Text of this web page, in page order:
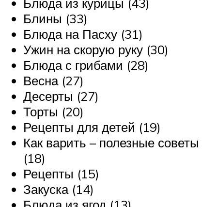
Блины (33)
Блюда на Пасху (31)
Ужин на скорую руку (30)
Блюда с грибами (28)
Весна (27)
Десерты (27)
Торты (20)
Рецепты для детей (19)
Как варить – полезные советы
(18)
Рецепты (15)
Закуска (14)